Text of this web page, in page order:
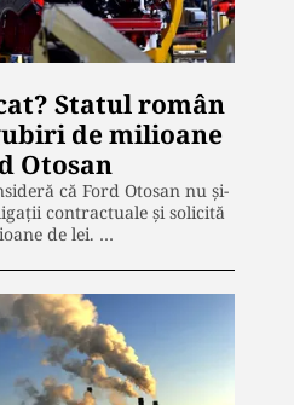
Statul român
de milioane
Otosan
că Ford Otosan nu și-
contractuale și solicită
de lei. …